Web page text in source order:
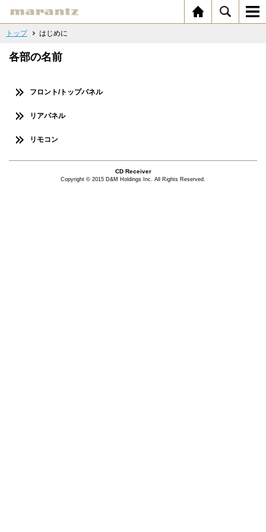
トップ はじめに
各部の名前
フロント/トップパネル
リアパネル
リモコン
CD Receiver
Copyright © 2015 D&M Holdings Inc. All Rights Reserved.